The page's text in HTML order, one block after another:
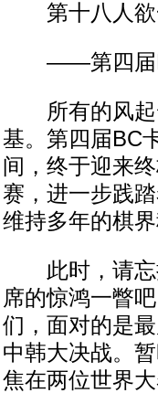
第十八人欲
——第四届
所有的风起
基。第四届BC
间，终于迎来
赛，进一步践
维持多年的棋界
此时，请忘
席的惊鸿一瞥
们，面对的是
中韩大决战。
焦在两位世界